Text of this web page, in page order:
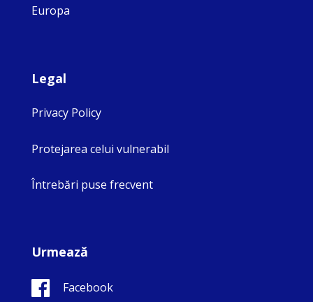
Europa
Legal
Privacy Policy
Protejarea celui vulnerabil
Întrebări puse frecvent
Urmează
Facebook